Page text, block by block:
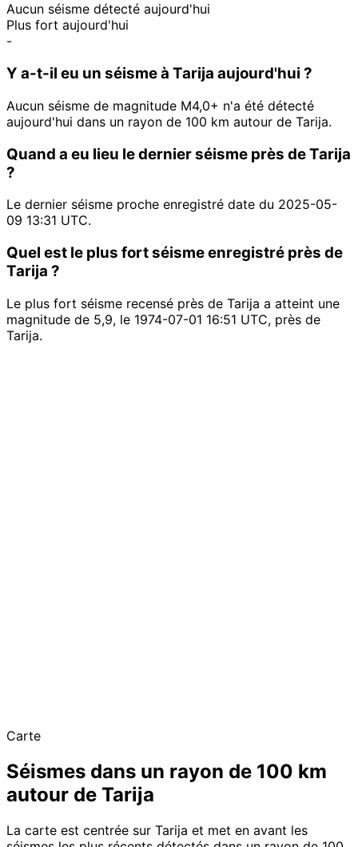
Aucun séisme détecté aujourd'hui
Plus fort aujourd'hui
-
Y a-t-il eu un séisme à Tarija aujourd'hui ?
Aucun séisme de magnitude M4,0+ n'a été détecté
aujourd'hui dans un rayon de 100 km autour de Tarija.
Quand a eu lieu le dernier séisme près de Tarija
?
Le dernier séisme proche enregistré date du 2025-05-
09 13:31 UTC.
Quel est le plus fort séisme enregistré près de
Tarija ?
Le plus fort séisme recensé près de Tarija a atteint une
magnitude de 5,9, le 1974-07-01 16:51 UTC, près de
Tarija.
Carte
Séismes dans un rayon de 100 km
autour de Tarija
La carte est centrée sur Tarija et met en avant les